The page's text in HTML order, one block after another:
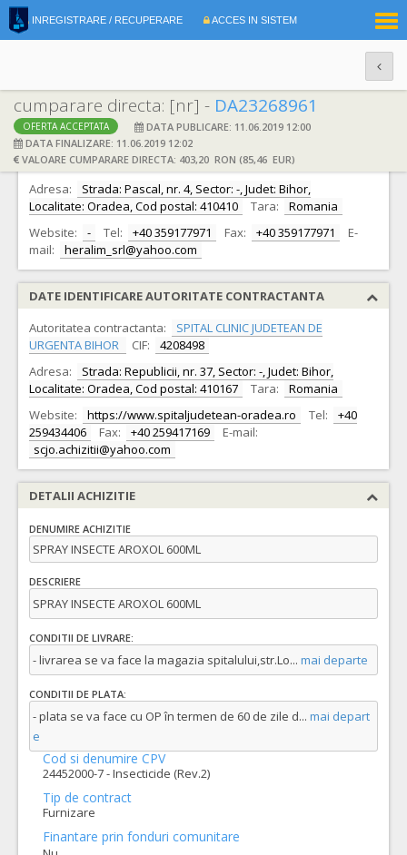
INREGISTRARE / RECUPERARE ACCES IN SISTEM
cumparare directa: [nr] - DA23268961
OFERTA ACCEPTATA
DATA PUBLICARE: 11.06.2019 12:00
DATA FINALIZARE: 11.06.2019 12:02
VALOARE CUMPARARE DIRECTA: 403,20 RON (85,46 EUR)
DATE IDENTIFICARE OFERTANT
Ofertant: S.C. HERALIM S.R.L. CIF: 21719948
Adresa:
Strada: Pascal, nr. 4, Sector: -, Judet: Bihor,
Localitate: Oradea, Cod postal: 410410
Tara:
Romania
Website:
- Tel: +40 359177971 Fax: +40 359177971
E-
mail:
heralim_srl@yahoo.com
DATE IDENTIFICARE AUTORITATE CONTRACTANTA
Autoritatea contractanta:
SPITAL CLINIC JUDETEAN DE
URGENTA BIHOR
CIF:
4208498
Adresa:
Strada: Republicii, nr. 37, Sector: -, Judet: Bihor,
Localitate: Oradea, Cod postal: 410167
Tara:
Romania
Website:
https://www.spitaljudetean-oradea.ro Tel:
+40
259434406
Fax: +40 259417169
E-mail:
scjo.achizitii@yahoo.com
DETALII ACHIZITIE
DENUMIRE ACHIZITIE
SPRAY INSECTE AROXOL 600ML
DESCRIERE
SPRAY INSECTE AROXOL 600ML
CONDITII DE LIVRARE:
- livrarea se va face la magazia spitalului,str.Lo... mai departe
CONDITII DE PLATA:
- plata se va face cu OP în termen de 60 de zile d... mai depart
e
Cod si denumire CPV
24452000-7 - Insecticide (Rev.2)
Tip de contract
Furnizare
Finantare prin fonduri comunitare